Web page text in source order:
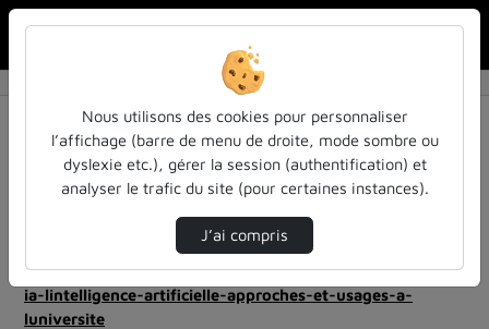
Résultats de la recherche
Filtres actifs (cliquer pour en retirer) :
education
colloques-et-conferences
Allemand
ia-lintelligence-artificielle-approches-et-usages-a-
inspe-de-lorraine
ia-lintelligence-artificielle-approches-et-usages-a-
luniversite
Nous utilisons des cookies pour personnaliser
l’affichage (barre de menu de droite, mode sombre ou
dyslexie etc.), gérer la session (authentification) et
analyser le trafic du site (pour certaines instances).
J’ai compris